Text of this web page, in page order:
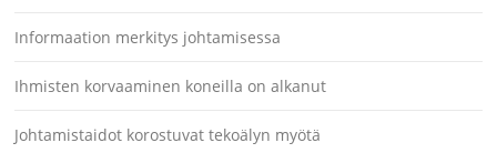
Informaation merkitys johtamisessa
Ihmisten korvaaminen koneilla on alkanut
Johtamistaidot korostuvat tekoälyn myötä